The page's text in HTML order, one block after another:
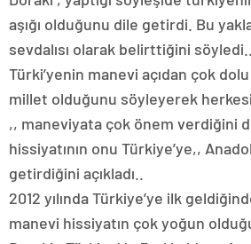
aşığı olduğunu dile getirdi. Bu
sevdalısı olarak belirttiğini söyledi..
Türki’yenin manevi açıdan çok
millet olduğunu söyleyerek
,, maneviyata çok önem verdiğini
hissiyatının onu Türkiye’ye,,
getirdiğini açıkladı..
2012 yılında Türkiye’ye ilk
manevi hissiyatın çok yoğun